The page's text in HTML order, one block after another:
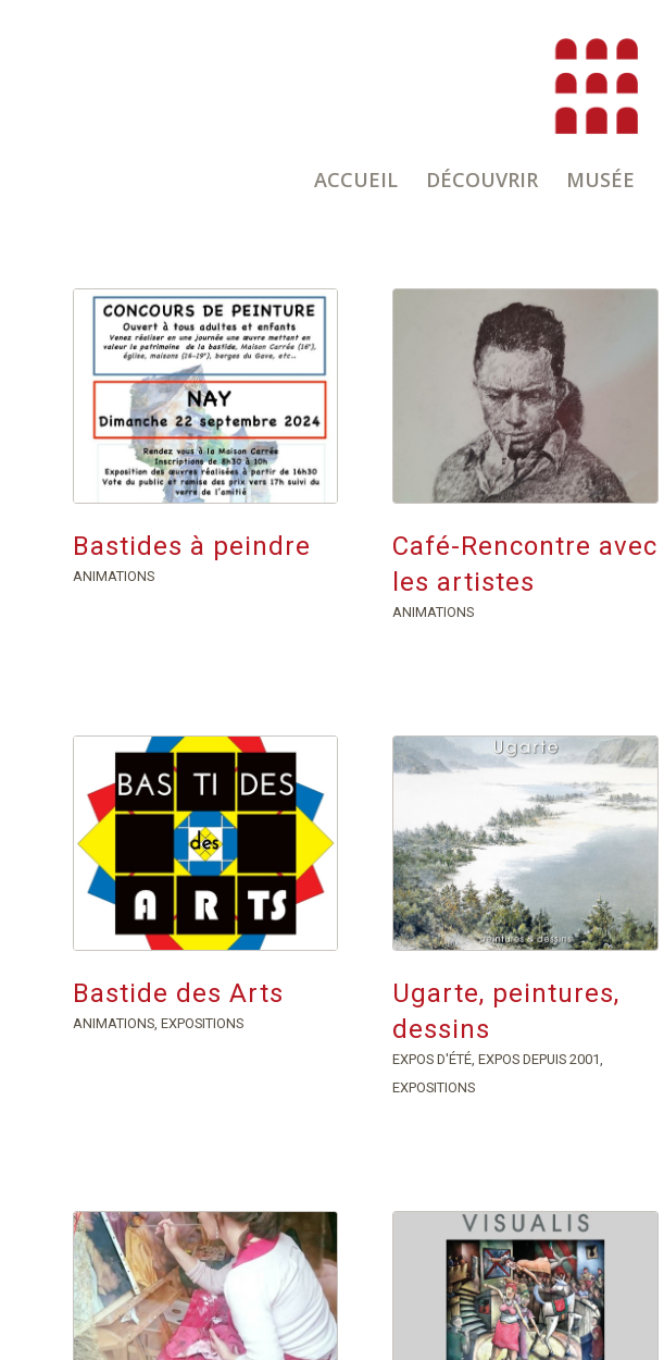
ACCUEIL DÉCOUVRIR MUSÉE
Bastides à peindre
ANIMATIONS
Café-Rencontre avec
les artistes
ANIMATIONS
Bastide des Arts
ANIMATIONS EXPOSITIONS
Ugarte, peintures,
dessins
EXPOS D'ÉTÉ ,EXPOS DEPUIS 2001
EXPOSITIONS